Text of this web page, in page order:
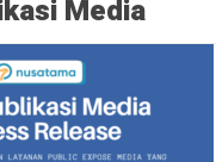
Media